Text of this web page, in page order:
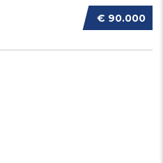
€ 90.000